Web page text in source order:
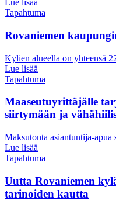
Lue lisää
Tapahtuma
Rovaniemen
Kylien alueella on yhteensä
Lue lisää
Tapahtuma
Maaseutuyrittäjälle
siirtymään ja
Maksutonta asiantuntija-apua
Lue lisää
Tapahtuma
Uutta Rovaniemen
tarinoiden kautta